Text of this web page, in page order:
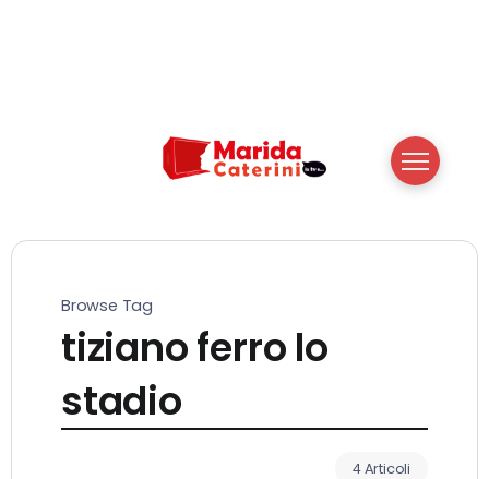
Browse Tag
tiziano ferro lo
stadio
4 Articoli